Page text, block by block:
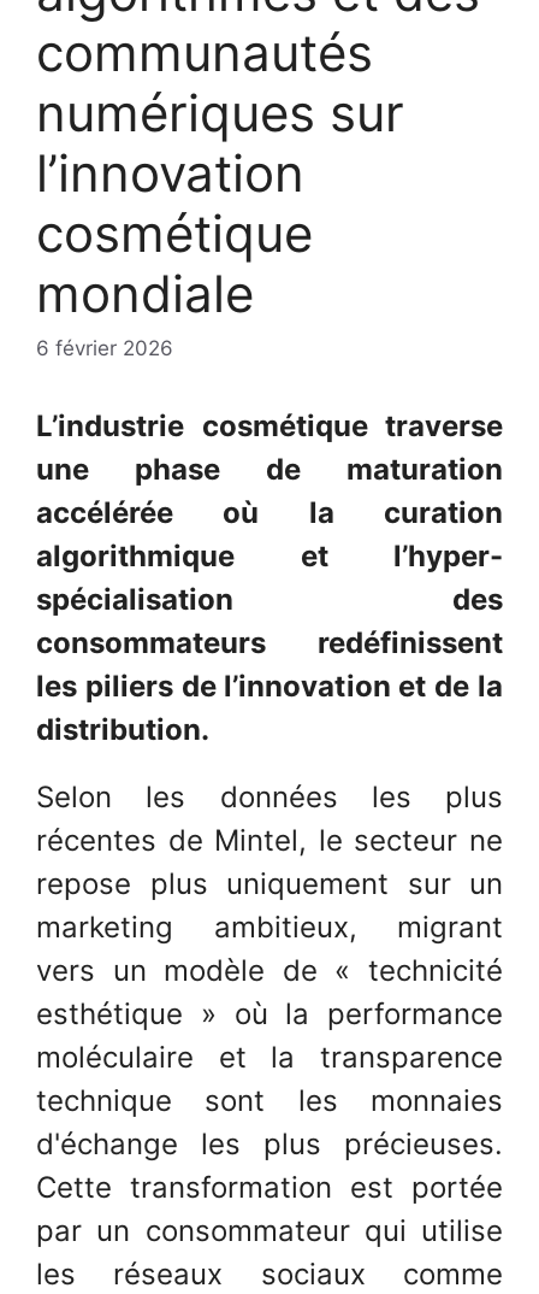
communautés
numériques sur
l’innovation
cosmétique
mondiale
6 février 2026
L’industrie cosmétique traverse
une phase de maturation
accélérée où la curation
algorithmique et l’hyper-
spécialisation des
consommateurs redéfinissent
les piliers de l’innovation et de la
distribution.
Selon les données les plus
récentes de Mintel, le secteur ne
repose plus uniquement sur un
marketing ambitieux, migrant
vers un modèle de « technicité
esthétique » où la performance
moléculaire et la transparence
technique sont les monnaies
d'échange les plus précieuses.
Cette transformation est portée
par un consommateur qui utilise
les réseaux sociaux comme